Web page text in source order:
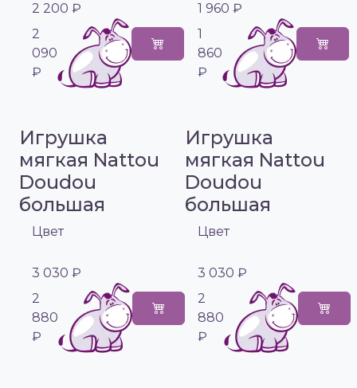
2 200 ₽
2
090
₽
1 960 ₽
1
860
₽
Игрушка
мягкая Nattou
Doudou
большая
Цвет
3 030 ₽
2
880
₽
Игрушка
мягкая Nattou
Doudou
большая
Цвет
3 030 ₽
2
880
₽